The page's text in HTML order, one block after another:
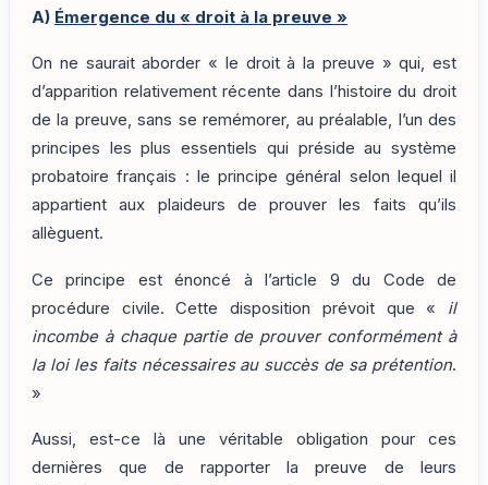
A) Émergence du « droit à la preuve »
On ne saurait aborder « le droit à la preuve » qui, est
d’apparition relativement récente dans l’histoire du droit
de la preuve, sans se remémorer, au préalable, l’un des
principes les plus essentiels qui préside au système
probatoire français : le principe général selon lequel il
appartient aux plaideurs de prouver les faits qu’ils
allèguent.
Ce principe est énoncé à l’article 9 du Code de
procédure civile. Cette disposition prévoit que « il
incombe à chaque partie de prouver conformément à
la loi les faits nécessaires au succès de sa prétention.
»
Aussi, est-ce là une véritable obligation pour ces
dernières que de rapporter la preuve de leurs